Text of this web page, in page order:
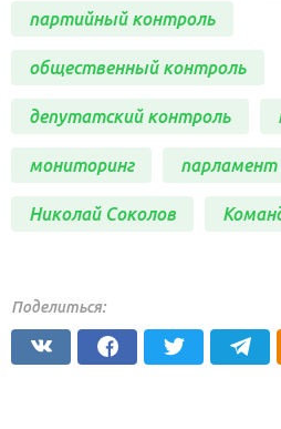
партийный контроль
общественный контроль
депутатский контроль
мониторинг парламент
Николай Соколов
Поделиться: